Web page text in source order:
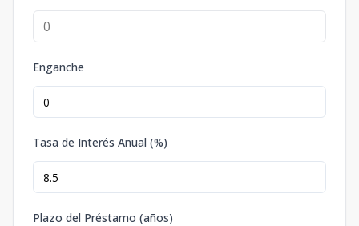
Enganche
Tasa de Interés Anual (%)
Plazo del Préstamo (años)